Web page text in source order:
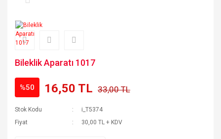
Bileklik Aparatı 1017
%50 16,50 TL 33,00 TL
Stok Kodu
i_T5374
Fiyat
30,00 TL + KDV